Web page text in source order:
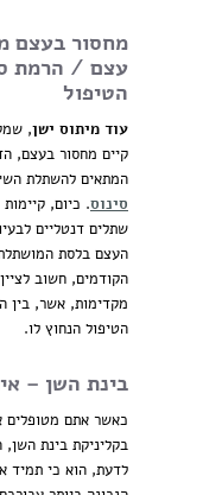
מחסור בעצם
עצם / הרמת
הטיפול
עוד מיתוס ישן,
קיים מחסור בעצם,
המתאים להשתלת
סינוס. כיום,
שתלים דנטליים
העצם בלסת
הקודמים, חשוב
מקדימות, אשר, בין
הטיפול הנחוץ לו.
בינת השן –
כאשר אתם מטופלים
בקליניקת בינת
לדעת, הוא כי תמיד